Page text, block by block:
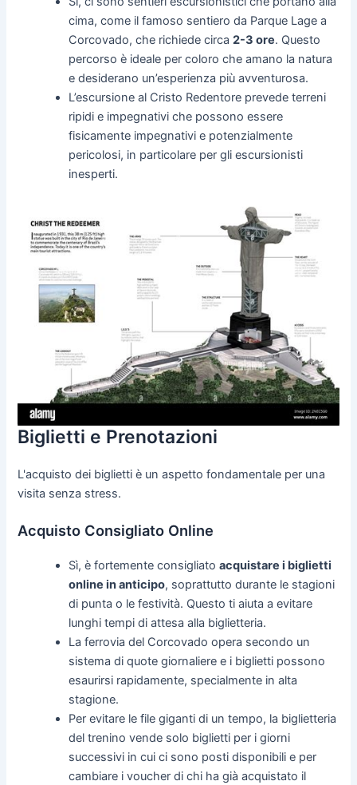
cima, come il famoso sentiero da Parque Lage a
Corcovado, che richiede circa2-3 ore. Questo
percorso è ideale per coloro che amano la natura
e desiderano un’esperienza più avventurosa.
L’escursione al Cristo Redentore prevede terreni
ripidi e impegnativi che possono essere
fisicamente impegnativi e potenzialmente
pericolosi, in particolare per gli escursionisti
inesperti.
Biglietti e Prenotazioni
L'acquisto dei biglietti è un aspetto fondamentale per una
visita senza stress.
Acquisto Consigliato Online
Sì, è fortemente consigliatoacquistare i biglietti
online in anticipo, soprattutto durante le stagioni
di punta o le festività. Questo ti aiuta a evitare
lunghi tempi di attesa alla biglietteria.
La ferrovia del Corcovado opera secondo un
sistema di quote giornaliere e i biglietti possono
esaurirsi rapidamente, specialmente in alta
stagione.
Per evitare le file giganti di un tempo, la biglietteria
del trenino vende solo biglietti per i giorni
successivi in cui ci sono posti disponibili e per
cambiare i voucher di chi ha già acquistato il